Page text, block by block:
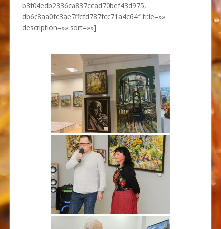
b3f04edb2336ca837ccad70bef43d975,
db6c8aa0fc3ae7ffcfd787fcc71a4c64″ title=»»
description=»» sort=»»]